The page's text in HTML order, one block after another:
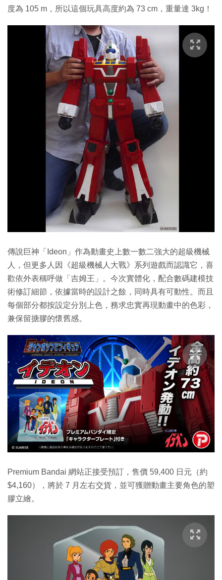
度為 105 m，所以這個玩具高度約為 73 cm，重量達 3kg！
傳說巨神「Ideon」作為動畫史上數一數二強大的超級機械
人，但更多人因《超級機械人大戰》系列遊戲而認識它，喜
歡依外表稱呼做「吉姆王」。今次實體化，配合數碼建模技
術修訂細節，依據當時的設計之餘，同時具有可動性。而且
每個部分都按設定分別上色，務求忠實再現動畫中的色彩，
兼保留搪膠的懷舊感。
Premium Bandai 網站正接受預訂，售價 59,400 日元（約
$4,160），將於 7 月左右交貨，並可獲贈動畫主要角色的塑
膠立繪。